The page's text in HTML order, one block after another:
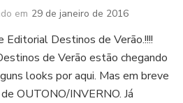
em 29 de janeiro de 2016
Editorial Destinos de Verão.!!!!
de Verão estão chegando
looks por aqui. Mas em breve
OUTONO/INVERNO. Já